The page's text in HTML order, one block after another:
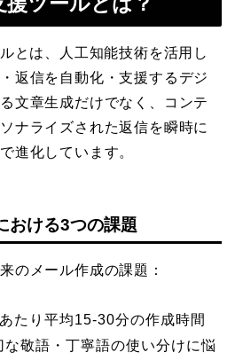
とは、人工知能技術を活用し
返信を自動化・支援するデジ
文章生成だけでなく、コンテ
ナライズされた返信を瞬時に
進化しています。
おける3つの課題
のメール作成の課題：
たり平均15-30分の作成時間
な敬語・丁寧語の使い分けに悩